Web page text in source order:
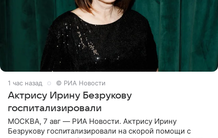
1 час назад © РИА Новости
Актрису Ирину Безрукову
госпитализировали
МОСКВА, 7 авг — РИА Новости. Актрису Ирину
Безрукову госпитализировали на скорой помощи с